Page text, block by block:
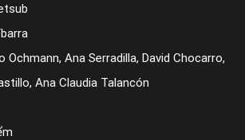
Ochmann, Ana Serradilla, David Chocarro,
Ana Claudia Talancón